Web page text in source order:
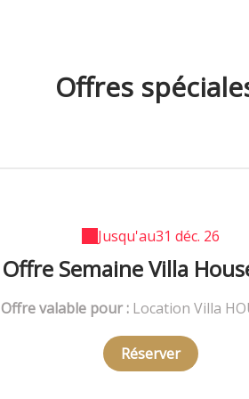
Offres
Jusqu'au31 déc. 26
Offre Semaine Villa
Offre valable pour : Location Villa
Réserver